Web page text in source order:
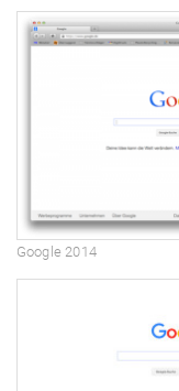
Google 2014